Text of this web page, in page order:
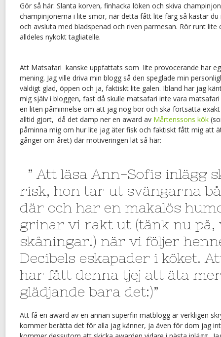
Gör så här: Slanta korven, finhacka löken och skiva
champinjonerna i lite smör, när detta fått lite färg så kastar du
och avsluta med bladspenad och riven parmesan. Rör runt lite
alldeles nykokt tagliatelle.
Att Matsafari kanske uppfattats som lite provocerande har
mening. Jag ville driva min blogg så den speglade min
väldigt glad, öppen och ja, faktiskt lite galen. Ibland har jag
mig själv i bloggen, fast då skulle matsafari inte vara
en liten påminnelse om att jag nog bör och ska fortsätta
alltid gjort, då det damp ner en award av Mårtenssons kök
påminna mig om hur lite jag äter fisk och faktiskt fått mig att
gånger om året) där motiveringen lät så här:
” Att läsa Ann-Sofis inlägg
risk, hon tar ut svängarna
där och har en makalös
grinar vi rakt ut (tänk nu på,
skåningar!) när vi följer
Decibels eskapader i köket.
har fått denna tjej att äta
glädjande bara det:)”
Att få en award av en annan superfin matblogg är verkligen
kommer berätta det för alla jag känner, ja även för dom jag